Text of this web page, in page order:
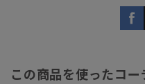
この商品を使ったコー